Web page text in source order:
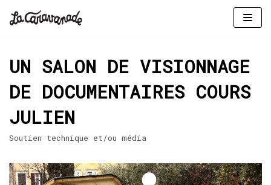
contenu
UN SALON DE VISIONNAGE
DE DOCUMENTAIRES COURS
JULIEN
Soutien technique et/ou média